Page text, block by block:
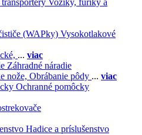
Voziky, fúriky a
Vysokotlakové
... viac
Záhradné náradie
nože, Obrábanie pôdy ... viac
Ochranné pomôcky
Hadice a príslušenstvo